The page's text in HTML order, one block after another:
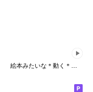
絵本みたいな＊動く＊ねこねこねこ